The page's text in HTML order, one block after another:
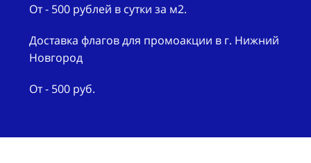
От - 500 рублей в сутки за м2.
Доставка флагов для промоакции в г. Нижний
Новгород
От - 500 руб.